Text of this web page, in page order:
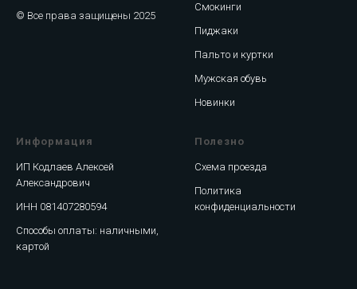
© Все права защищены 2025
Смокинги
Пиджаки
Пальто и куртки
Мужская обувь
Новинки
Информация
ИП Кодлаев Алексей
Александрович
ИНН 081407280594
Способы оплаты: наличными,
картой
Полезно
Схема проезда
Политика
конфиденциальности